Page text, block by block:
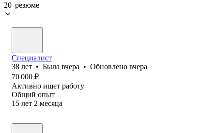
20 резюме
Специалист
38 лет • Была вчера • Обновлено вчера
70 000 ₽
Активно ищет работу
Общий опыт
15 лет 2 месяца